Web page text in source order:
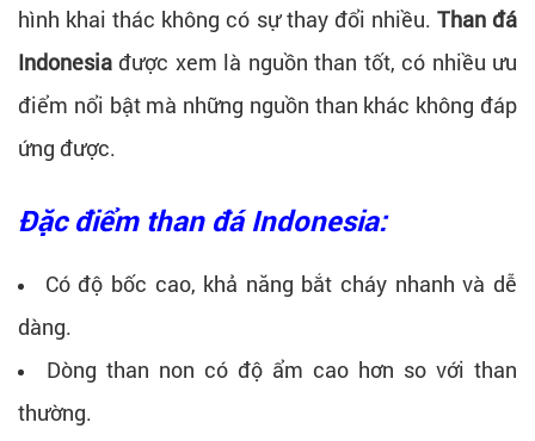
hình khai thác không có sự thay đổi nhiều. Than đá
Indonesia được xem là nguồn than tốt, có nhiều ưu
điểm nổi bật mà những nguồn than khác không đáp
ứng được.
Đặc điểm than đá Indonesia:
Có độ bốc cao, khả năng bắt cháy nhanh và dễ
dàng.
Dòng than non có độ ẩm cao hơn so với than
thường.